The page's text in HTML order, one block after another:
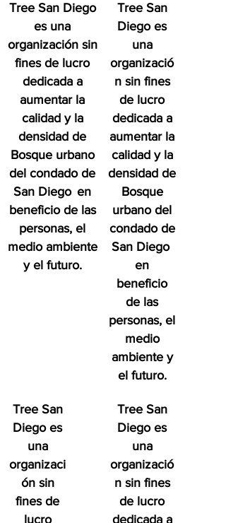
Tree San Diego
es una
organización sin
fines de lucro
dedicada a
aumentar la
calidad y la
densidad de
Bosque urbano
del condado de
San Diego en
beneficio de las
personas, el
medio ambiente
y el futuro.
Tree San
Diego es
una
organizaci
ón sin
fines de
lucro
Tree San
Diego es
una
organizació
n sin fines
de lucro
dedicada a
aumentar la
calidad y la
densidad de
Bosque
urbano del
condado de
San Diego
en
beneficio
de las
personas, el
medio
ambiente y
el futuro.
Tree San
Diego es
una
organizació
n sin fines
de lucro
dedicada a